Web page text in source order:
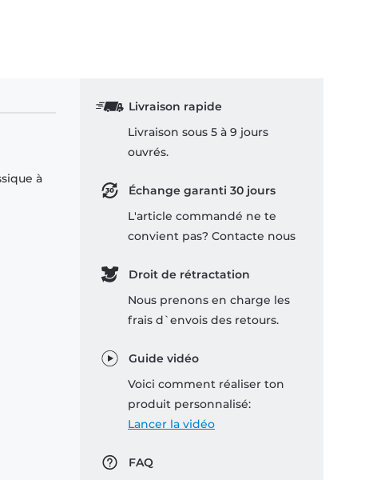
à
Livraison rapide
Livraison sous 5 à 9 jours
ouvrés.
Échange garanti 30 jours
L'article commandé ne te
convient pas? Contacte nous
Droit de rétractation
Nous prenons en charge les
frais d`envois des retours.
Guide vidéo
Voici comment réaliser ton
produit personnalisé:
Lancer la vidéo
FAQ